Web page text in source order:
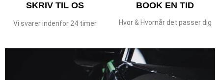
SKRIV TIL OS
Vi svarer indenfor 24 timer
BOOK EN TID
Hvor & Hvornår det passer dig